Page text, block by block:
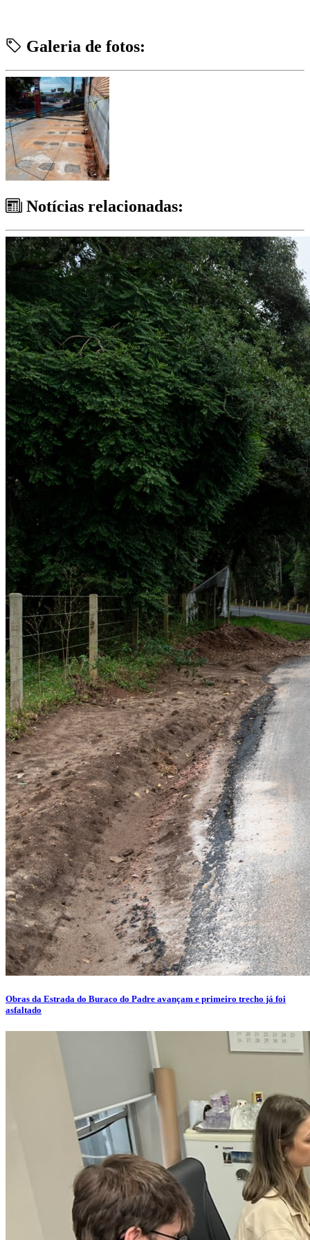
Galeria de fotos:
Notícias relacionadas:
Obras da Estrada do Buraco do Padre avançam e primeiro trecho já foi
asfaltado